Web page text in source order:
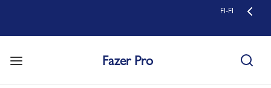
FI-FI
Fazer Pro